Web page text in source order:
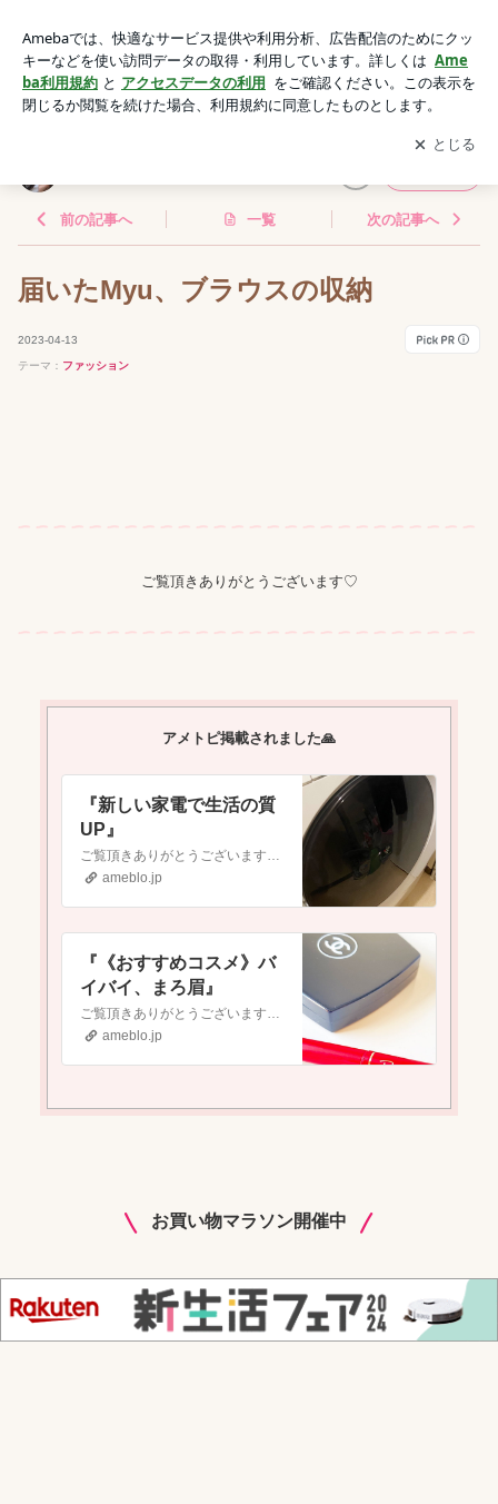
い探し
アプリをダウンロードして ブログの更新通知
を受け取りまし
ょう。
開く
前の記事へ 一覧 次の記事へ
届いたMyu、ブラウスの収納
2023-04-13
テーマ： ファッション
ご覧頂きありがとうございます♡
アメトピ掲載されました🙏
『新しい家電で生活の質
UP』
ご覧頂きありがとうございます♡​アメトピ掲載されました🙏『《おすすめコスメ》バイバイ、まろ眉』ご覧頂きありがとうございます♡​アメトピ掲載されました🙏『…
ameblo.jp
『《おすすめコスメ》バ
イバイ、まろ眉』
ご覧頂きありがとうございます♡​アメトピ掲載されました🙏『《争奪戦だった付録》完全保存版フェイラーのレターブック＆お昼発売の可愛いお洋服』ご覧頂きありがと…
ameblo.jp
​お買い物マラソン開催中